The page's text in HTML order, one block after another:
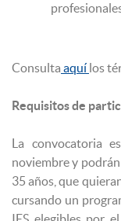
Consulta aquílos
Requisitos de
La convocatoria
noviembre y
35 años, que
cursando un